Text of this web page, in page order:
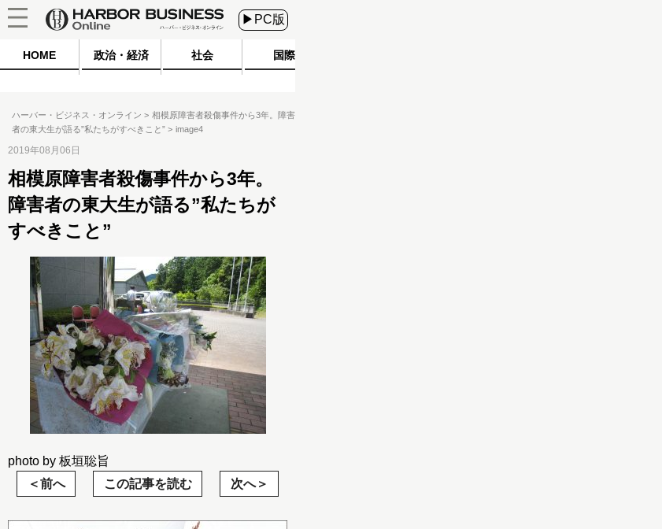
▶PC版
HOME 政治・経済 社会 国際
ハーバー・ビジネス・オンライン
相模原障害者殺傷事件から3年。障害
者の東大生が語る”私たちがすべきこと”
image4
2019年08月06日
相模原障害者殺傷事件から3年。
障害者の東大生が語る”私たちが
すべきこと”
photo by 板垣聡旨
前へ
この記事を読む 次へ